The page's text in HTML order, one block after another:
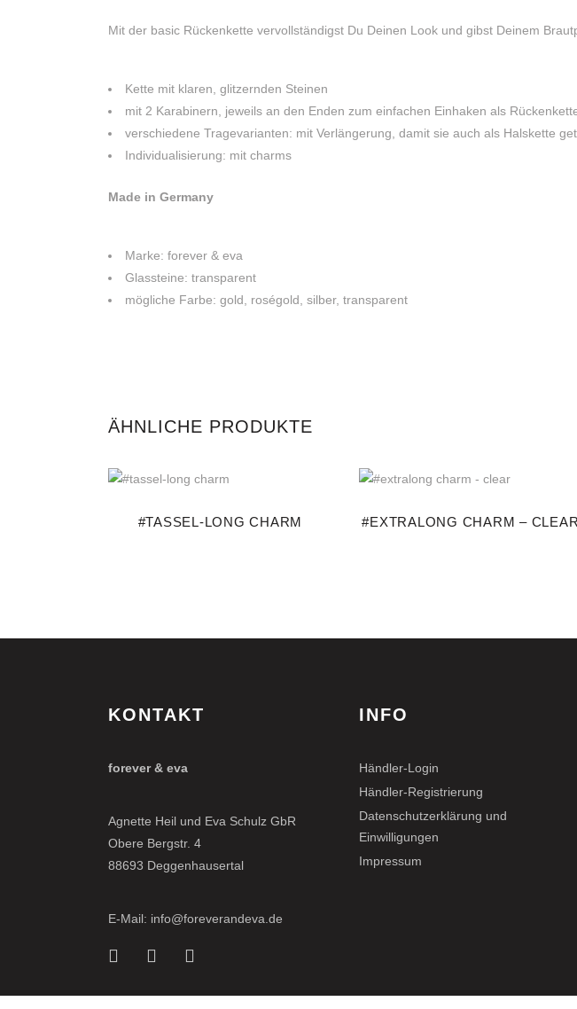
Mit der basic Rückenkette vervollständigst Du Deinen Look und gibst Deinem
Kette mit klaren, glitzernden Steinen
mit 2 Karabinern, jeweils an den Enden zum einfachen Einhaken als
verschiedene Tragevarianten: mit Verlängerung, damit sie auch als Halskette
Individualisierung: mit charms
Made in Germany
Marke: forever & eva
Glassteine: transparent
mögliche Farbe: gold, roségold, silber, transparent
ÄHNLICHE PRODUKTE
#TASSEL-LONG CHARM #EXTRALONG CHARM – CLEAR
KONTAKT
forever & eva
Agnette Heil und Eva Schulz GbR
Obere Bergstr. 4
88693 Deggenhausertal
E-Mail: info@foreverandeva.de
INFO
Händler-Login
Händler-Registrierung
Datenschutzerklärung und
Einwilligungen
Impressum